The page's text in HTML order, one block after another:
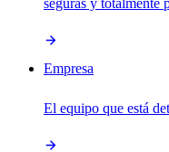
seguras y totalmente
Empresa
El equipo que está